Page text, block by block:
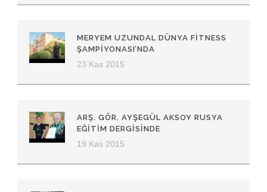
MERYEM UZUNDAL DÜNYA FITNESS
ŞAMPIYONASI’NDA
23 Kas 2015
ARŞ. GÖR. AYŞEGÜL AKSOY RUSYA
EĞITIM DERGISINDE
19 Kas 2015